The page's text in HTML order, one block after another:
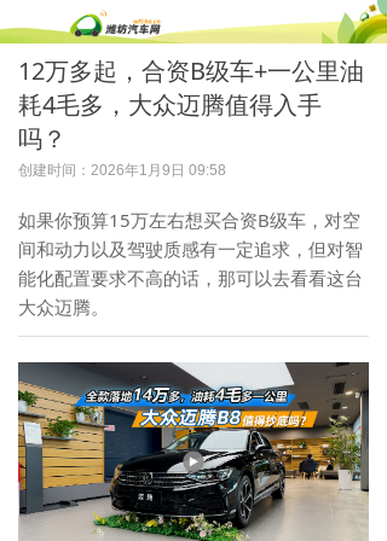
12万多起，合资B级车+一公里油
耗4毛多，大众迈腾值得入手
吗？
创建时间： 2026年1月9日 09:58
如果你预算15万左右想买合资B级车，对空
间和动力以及驾驶质感有一定追求，但对智
能化配置要求不高的话，那可以去看看这台
大众迈腾。